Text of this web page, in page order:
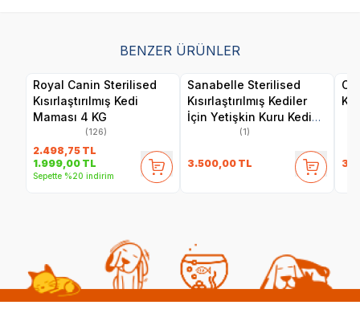
BENZER ÜRÜNLER
Royal Canin Sterilised
Kısırlaştırılmış Kedi
Maması 4 KG
(126)
2.498,75 TL
1.999,00 TL
Sepette %20 indirim
Sanabelle Sterilised
Kısırlaştırılmış Kediler
İçin Yetişkin Kuru Kedi
Maması 8 Kg
(1)
3.500,00 TL